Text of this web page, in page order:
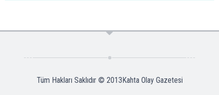
Tüm Hakları Saklıdır © 2013Kahta Olay Gazetesi